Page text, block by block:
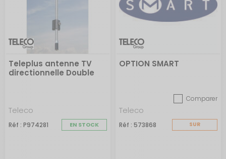
Teleplus antenne TV
directionnelle Double
Teleco
Réf : P974281 EN STOCK
OPTION SMART
Comparer
Teleco
Réf : 573868
SUR